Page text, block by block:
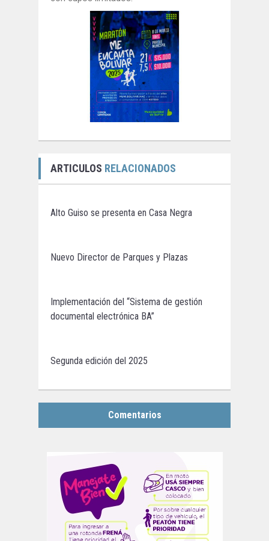
ARTICULOS RELACIONADOS
Alto Guiso se presenta en Casa Negra
Nuevo Director de Parques y Plazas
Implementación del “Sistema de gestión
documental electrónica BA”
Segunda edición del 2025
Comentarios